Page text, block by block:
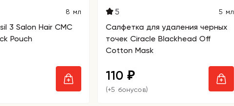
8 мл
3 Salon Hair CMC
Pouch
5 5 мл
Салфетка для удаления черных
точек Ciracle Blackhead Off
Cotton Mask
110 ₽
(+5 бонусов)